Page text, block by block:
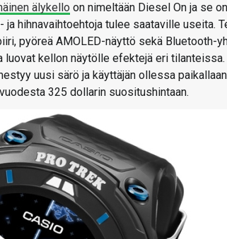
älykello on nimeltään Diesel On ja se
hihnavaihtoehtoja tulee saataville useita.
pyöreä AMOLED-näyttö sekä Bluetooth-
kellon näytölle efektejä eri
uusi särö ja käyttäjän ollessa
325 dollarin suositushintaan.